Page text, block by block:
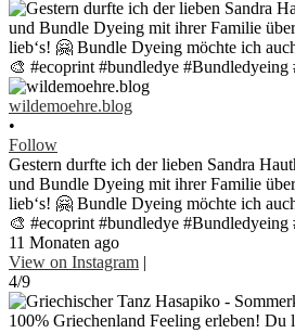
wildemoehre.blog
•
Follow
Gestern durfte ich der lieben Sandra
und Bundle Dyeing mit ihrer Familie
lieb‘s! 🤗 Bundle Dyeing möchte ich
🎨 #ecoprint #bundledye #Bundledyeing
11 Monaten ago
View on Instagram |
4/9